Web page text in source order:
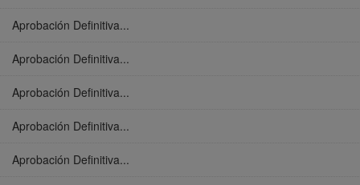
Aprobación Definitiva...
Aprobación Definitiva...
Aprobación Definitiva...
Aprobación Definitiva...
Aprobación Definitiva...